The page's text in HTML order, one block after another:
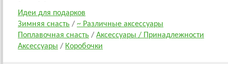
Идеи для подарков
Зимняя снасть / ~ Различные аксессуары
Поплавочная снасть / Аксессуары / Принадлежности
Аксессуары / Коробочки